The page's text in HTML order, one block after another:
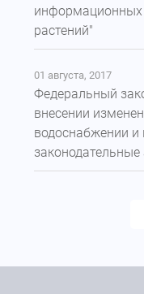
информационных
растений"
01 августа, 2017
Федеральный
внесении
водоснабжении и